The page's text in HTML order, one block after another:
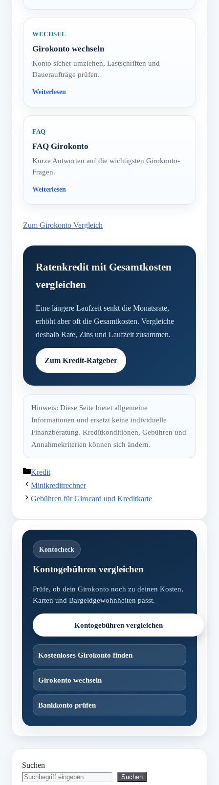
WECHSEL
Girokonto wechseln
Konto sicher umziehen, Lastschriften und
Daueraufträge prüfen.
FAQ
FAQ Girokonto
Kurze Antworten auf die wichtigsten Girokonto-
Fragen.
Zum Girokonto Vergleich
Ratenkredit mit Gesamtkosten
vergleichen
Eine längere Laufzeit senkt die Monatsrate,
erhöht aber oft die Gesamtkosten. Vergleiche
deshalb Rate, Zins und Laufzeit zusammen.
Zum Kredit-Ratgeber
Hinweis: Diese Seite bietet allgemeine
Informationen und ersetzt keine individuelle
Finanzberatung. Kreditkonditionen, Gebühren und
Annahmekriterien können sich ändern.
Kategorien
Kredit
Minikreditrechner
Gebühren für Girocard und Kreditkarte
Kontocheck
Kontogebühren vergleichen
Prüfe, ob dein Girokonto noch zu deinen Kosten,
Karten und Bargeldgewohnheiten passt.
Kontogebühren vergleichen
Kostenloses Girokonto finden
Girokonto wechseln
Bankkonto prüfen
Suchen
Suchen